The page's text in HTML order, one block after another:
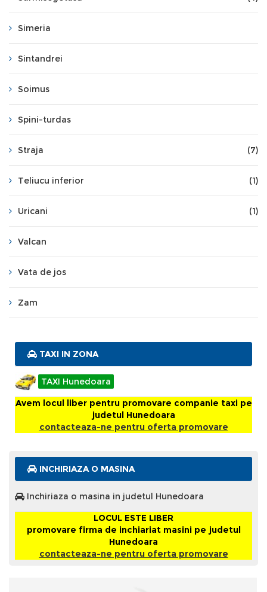
Simeria
Sintandrei
Soimus
Spini-turdas
Straja (7)
Teliucu inferior (1)
Uricani (1)
Valcan
Vata de jos
Zam
TAXI IN ZONA
TAXI Hunedoara
Avem locul liber pentru promovare companie taxi pe
judetul Hunedoara
contacteaza-ne pentru oferta promovare
INCHIRIAZA O MASINA
Inchiriaza o masina in judetul Hunedoara
LOCUL ESTE LIBER
promovare firma de inchiariat masini pe judetul
Hunedoara
contacteaza-ne pentru oferta promovare